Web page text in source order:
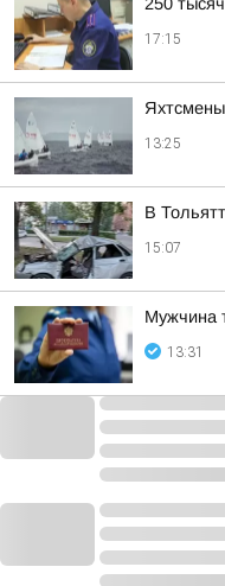
17:15
Яхтсмены
13:25
В
15:07
Мужчина
13:31